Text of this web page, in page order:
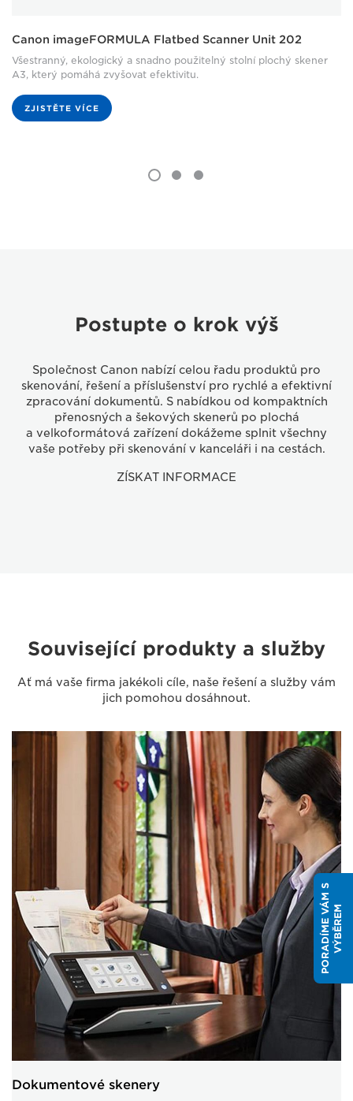
Canon imageFORMULA Flatbed Scanner Unit 202
Všestranný, ekologický a snadno použitelný stolní plochý skener
A3, který pomáhá zvyšovat efektivitu.
ZJISTĚTE VÍCE
Postupte o krok výš
Společnost Canon nabízí celou řadu produktů pro
skenování, řešení a příslušenství pro rychlé a efektivní
zpracování dokumentů. S nabídkou od kompaktních
přenosných a šekových skenerů po plochá
a velkoformátová zařízení dokážeme splnit všechny
vaše potřeby při skenování v kanceláři i na cestách.
ZÍSKAT INFORMACE
Související produkty a služby
Ať má vaše firma jakékoli cíle, naše řešení a služby vám
jich pomohou dosáhnout.
Dokumentové skenery
P
O
R
A
D
Í
M
E
V
Á
M
S
V
Ý
B
Ě
R
EM